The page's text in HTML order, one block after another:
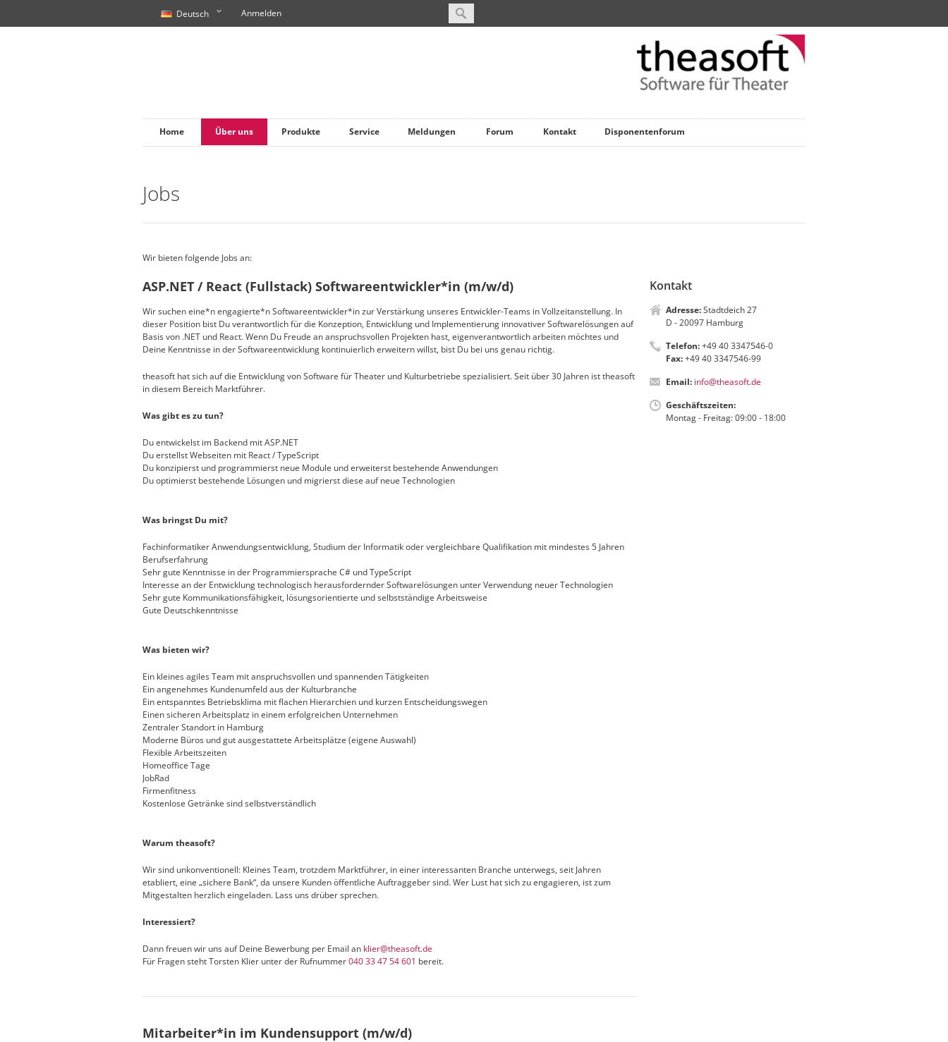
Deutsch Anmelden
Home Über uns Produkte Service Meldungen Forum Kontakt Disponentenforum
Jobs
Wir bieten folgende Jobs an:
ASP.NET / React (Fullstack) Softwareentwickler*in (m/w/d)
Wir suchen eine*n engagierte*n Softwareentwickler*in zur Verstärkung unseres Entwickler-Teams in Vollzeitanstellung. In
dieser Position bist Du verantwortlich für die Konzeption, Entwicklung und Implementierung innovativer Softwarelösungen auf
Basis von .NET und React. Wenn Du Freude an anspruchsvollen Projekten hast, eigenverantwortlich arbeiten möchtes und
Deine Kenntnisse in der Softwareentwicklung kontinuierlich erweitern willst, bist Du bei uns genau richtig.
theasoft hat sich auf die Entwicklung von Software für Theater und Kulturbetriebe spezialisiert. Seit über 30 Jahren ist theasoft
in diesem Bereich Marktführer.
Was gibt es zu tun?
Du entwickelst im Backend mit ASP.NET
Du erstellst Webseiten mit React / TypeScript
Du konzipierst und programmierst neue Module und erweiterst bestehende Anwendungen
Du optimierst bestehende Lösungen und migrierst diese auf neue Technologien
Was bringst Du mit?
Fachinformatiker Anwendungsentwicklung, Studium der Informatik oder vergleichbare Qualifikation mit mindestes 5 Jahren
Berufserfahrung
Sehr gute Kenntnisse in der Programmiersprache C# und TypeScript
Interesse an der Entwicklung technologisch herausfordernder Softwarelösungen unter Verwendung neuer Technologien
Sehr gute Kommunikationsfähigkeit, lösungsorientierte und selbstständige Arbeitsweise
Gute Deutschkenntnisse
Was bieten wir?
Ein kleines agiles Team mit anspruchsvollen und spannenden Tätigkeiten
Ein angenehmes Kundenumfeld aus der Kulturbranche
Ein entspanntes Betriebsklima mit flachen Hierarchien und kurzen Entscheidungswegen
Einen sicheren Arbeitsplatz in einem erfolgreichen Unternehmen
Zentraler Standort in Hamburg
Moderne Büros und gut ausgestattete Arbeitsplätze (eigene Auswahl)
Flexible Arbeitszeiten
Homeoffice Tage
JobRad
Firmenfitness
Kostenlose Getränke sind selbstverständlich
Warum theasoft?
Wir sind unkonventionell: Kleines Team, trotzdem Marktführer, in einer interessanten Branche unterwegs, seit Jahren
etabliert, eine „sichere Bank“, da unsere Kunden öffentliche Auftraggeber sind.Wer Lust hat sich zu engagieren, ist zum
Mitgestalten herzlich eingeladen. Lass uns drüber sprechen.
Interessiert?
Dann freuen wir uns auf Deine Bewerbung per Email an klier@theasoft.de
Für Fragen steht Torsten Klier unter der Rufnummer040 33 47 54 601 bereit.
Mitarbeiter*in im Kundensupport (m/w/d)
Kontakt
Adresse:Stadtdeich 27
D - 20097 Hamburg
Telefon:+49 40 3347546-0
Fax:+49 40 3347546-99
Email: info@theasoft.de
Geschäftszeiten:
Montag - Freitag: 09:00 - 18:00